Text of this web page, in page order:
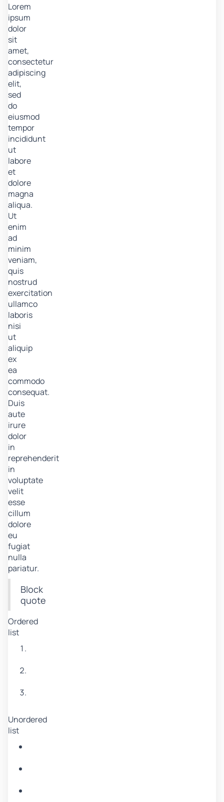
Lorem
ipsum
dolor
sit
amet,
consectetur
adipiscing
elit,
sed
do
eiusmod
tempor
incididunt
ut
labore
et
dolore
magna
aliqua.
Ut
enim
ad
minim
veniam,
quis
nostrud
exercitation
ullamco
laboris
nisi
ut
aliquip
ex
ea
commodo
consequat.
Duis
aute
irure
dolor
in
reprehenderit
in
voluptate
velit
esse
cillum
dolore
eu
fugiat
nulla
pariatur.
Block
quote
Ordered
list
Unordered
list